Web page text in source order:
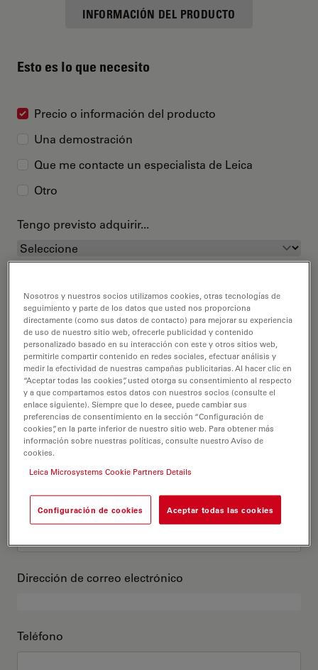
INFORMACIÓN DEL PRODUCTO
Esto es lo que necesito
Precio o información del producto
Una demostración
Que me contacte un especialista de Leica
Otro
Tengo previsto adquirir...
Este es mi perfil
Título académico opcional
Nombre
Apellido
Dirección de correo electrónico
Teléfono
Nosotros y nuestros socios utilizamos cookies, otras tecnologías de
seguimiento y parte de los datos que usted nos proporciona
directamente (como sus datos de contacto) para mejorar su experiencia
de uso de nuestro sitio web, ofrecerle publicidad y contenido
personalizado basado en su interacción con este y otros sitios web,
permitirle compartir contenido en redes sociales, efectuar análisis y
medir la efectividad de nuestras campañas publicitarias. Al hacer clic en
“Aceptar todas las cookies”, usted otorga su consentimiento al respecto
y a que compartamos estos datos con nuestros socios (consulte el
enlace siguiente). Siempre que lo desee, puede cambiar sus
preferencias de consentimiento en la sección “Configuración de
cookies”, en la parte inferior de nuestro sitio web. Para obtener más
información sobre nuestras políticas, consulte nuestro Aviso de
cookies.
Leica Microsystems Cookie Partners Details
Configuración de cookies Aceptar todas las cookies